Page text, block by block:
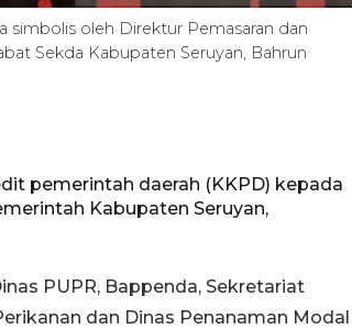
simbolis oleh Direktur Pemasaran dan
Sekda Kabupaten Seruyan, Bahrun
pemerintah daerah (KKPD) kepada
Kabupaten Seruyan,
PUPR, Bappenda, Sekretariat
dan Dinas Penanaman Modal